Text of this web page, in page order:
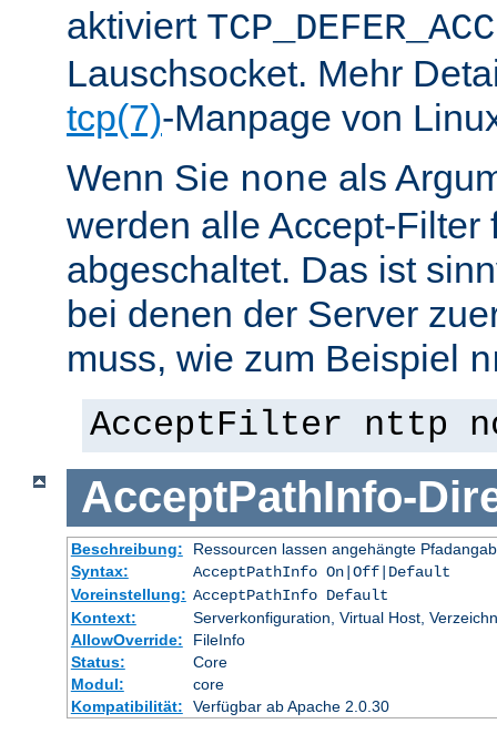
aktiviert
Lauschsocket. Mehr
tcp(7)-Manpage von
Wenn Sie none als
werden alle Accept-Filter
abgeschaltet. Das ist
bei denen der Server
muss, wie zum Beispiel
AcceptFilter nttp
AcceptPathInfo-
Beschreibung:
Ressourcen lassen angehängte
Syntax:
AcceptPathInfo On|Off|Default
Voreinstellung: AcceptPathInfo Default
Kontext:
Serverkonfiguration, Virtual Host,
AllowOverride:
FileInfo
Status:
Core
Modul:
core
Kompatibilität:
Verfügbar ab Apache 2.0.30